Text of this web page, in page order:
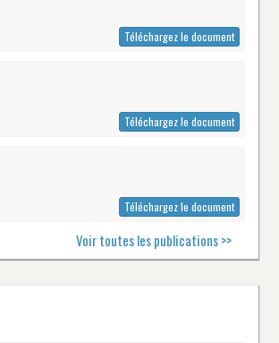
Téléchargez le document
Téléchargez le document
Téléchargez le document
Voir toutes les publications >>